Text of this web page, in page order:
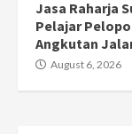
Jasa Raharja
Pelajar
Angkutan
August 6, 2026